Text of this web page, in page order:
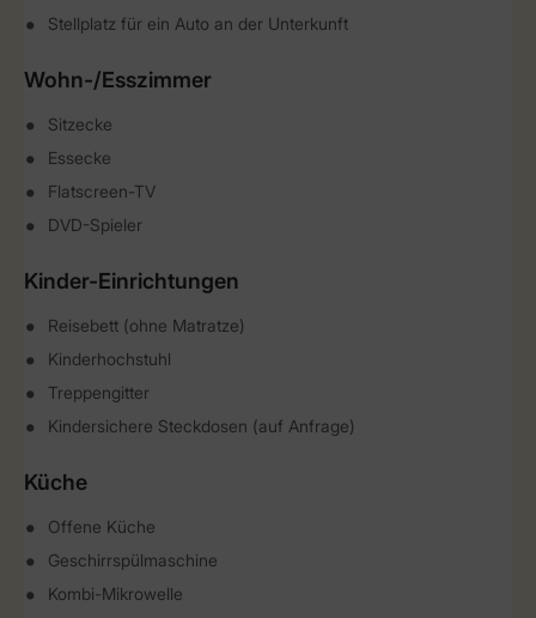
Stellplatz für ein Auto an der Unterkunft
Wohn-/Esszimmer
Sitzecke
Essecke
Flatscreen-TV
DVD-Spieler
Kinder-Einrichtungen
Reisebett (ohne Matratze)
Kinderhochstuhl
Treppengitter
Kindersichere Steckdosen (auf Anfrage)
Küche
Offene Küche
Geschirrspülmaschine
Kombi-Mikrowelle